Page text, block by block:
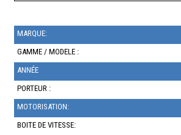
MARQUE:
GAMME / MODELE :
ANNÉE
PORTEUR :
MOTORISATION:
BOITE DE VITESSE: